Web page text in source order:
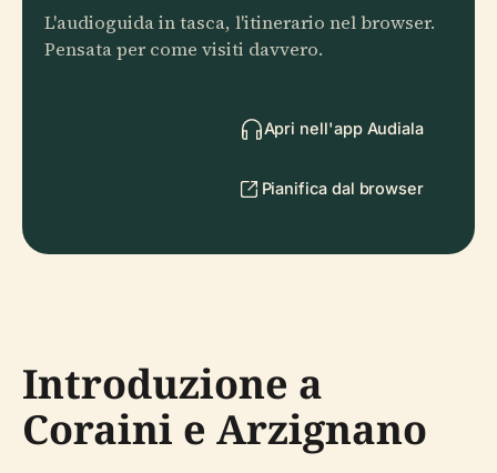
L'audioguida in tasca, l'itinerario nel browser.
Pensata per come visiti davvero.
Apri nell'app Audiala
Pianifica dal browser
Introduzione a
Coraini e Arzignano